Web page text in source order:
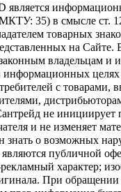
является
МКТУ: 35) в смысле ст.
товарных
на Сайте.
владельцам и
информационных целях
с товарами,
не инициирует
и не изменяет
знать о возможных
публичной
характер;
При обращении